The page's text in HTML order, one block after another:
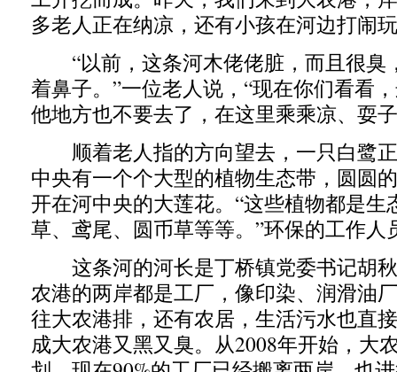
多老人正在纳凉，还有小孩在河边打闹
“以前，这条河木佬佬脏，而且很臭
着鼻子。”一位老人说，“现在你们看看
他地方也不要去了，在这里乘乘凉、耍
顺着老人指的方向望去，一只白鹭
中央有一个个大型的植物生态带，圆圆
开在河中央的大莲花。“这些植物都是生
草、鸢尾、圆币草等等。”环保的工作人
这条河的河长是丁桥镇党委书记胡
农港的两岸都是工厂，像印染、润滑油
往大农港排，还有农居，生活污水也直
成大农港又黑又臭。从2008年开始，大